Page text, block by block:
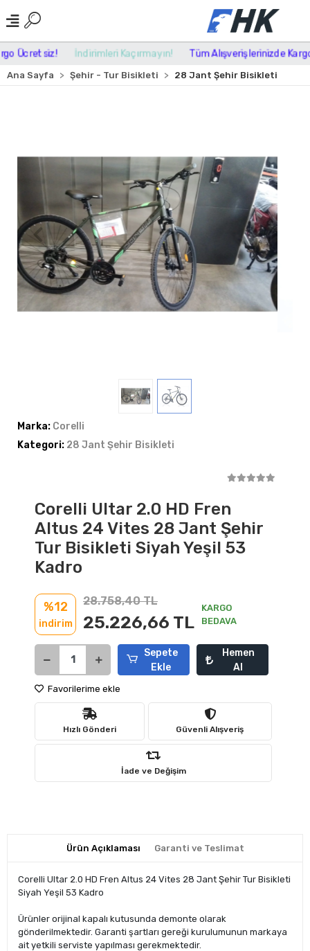
Ücretsiz! İndirimleri Kaçırmayın! Tüm Alışverişlerinizde Kargo
Ana Sayfa Şehir - Tur Bisikleti 28 Jant Şehir Bisikleti
Marka: Corelli
Kategori: 28 Jant Şehir Bisikleti
Corelli Ultar 2.0 HD Fren
Altus 24 Vites 28 Jant Şehir
Tur Bisikleti Siyah Yeşil 53
Kadro
%12
indirim
28.758,40 TL
25.226,66 TL
KARGO
BEDAVA
Sepete
Ekle
Hemen
Al
Favorilerime ekle
Hızlı Gönderi Güvenli Alışveriş
İade ve Değişim
Ürün Açıklaması Garanti ve Teslimat
Corelli Ultar 2.0 HD Fren Altus 24 Vites 28 Jant Şehir Tur Bisikleti
Siyah Yeşil 53 Kadro
Ürünler orijinal kapalı kutusunda demonte olarak
gönderilmektedir. Garanti şartları gereği kurulumunun markaya
ait yetkili serviste yapılması gerekmektedir.